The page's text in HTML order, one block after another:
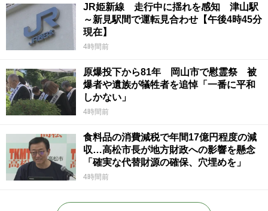
JR姫新線 走行中に揺れを感知 津山駅
～新見駅間で運転見合わせ【午後4時45分
現在】
4時間前
原爆投下から81年 岡山市で慰霊祭 被
爆者や遺族が犠牲者を追悼「一番に平和
しかない」
4時間前
食料品の消費減税で年間17億円程度の減
収…高松市長が地方財政への影響を懸念
「確実な代替財源の確保、穴埋めを」
4時間前